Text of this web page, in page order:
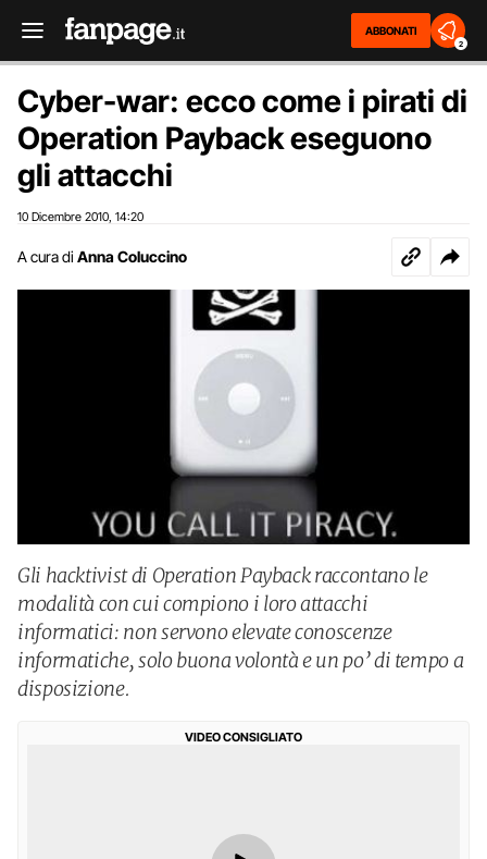
ABBONATI
2
Cyber-war: ecco come i pirati di
Operation Payback eseguono
gli attacchi
10 Dicembre 2010 14:20
A cura di Anna Coluccino
Gli hacktivist di Operation Payback raccontano le
modalità con cui compiono i loro attacchi
informatici: non servono elevate conoscenze
informatiche, solo buona volontà e un po’ di tempo a
disposizione.
VIDEO CONSIGLIATO